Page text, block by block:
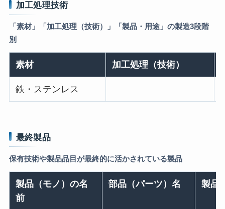
加工処理技術
「素材」「加工処理（技術）」「製品・用途」の製造3段階
別
素材 加工処理（技術）
鉄・ステンレス
最終製品
保有技術や製品品目が最終的に活かされている製品
製品（モノ）の名
前
部品（パーツ）名 製品